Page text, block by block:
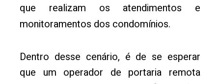
que realizam os atendimentos e
monitoramentos dos condomínios.
Dentro desse cenário, é de se esperar
que um operador de portaria remota